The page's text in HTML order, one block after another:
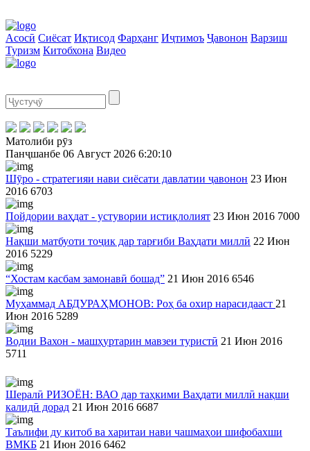
Асосӣ Сиёсат Иқтисод Фарҳанг Иҷтимоъ Ҷавонон Варзиш
Туризм Китобхона Видео
Матолиби рӯз
Панҷшанбе 06 Август 2026 6:20:10
Шӯро - стратегияи нави сиёсати давлатии ҷавонон 23 Июн
2016 6703
Пойдории ваҳдат - устувории истиқлолият 23 Июн 2016 7000
Нақши матбуоти тоҷик дар тарғиби Ваҳдати миллӣ 22 Июн
2016 5229
“Хостам касбам замонавӣ бошад” 21 Июн 2016 6546
Муҳаммад АБДУРАҲМОНОВ: Роҳ ба охир нарасидааст 21
Июн 2016 5289
Водии Вахон - машҳуртарин мавзеи туристӣ 21 Июн 2016
5711
Шералӣ РИЗОЁН: ВАО дар таҳкими Ваҳдати миллӣ нақши
калидӣ дорад 21 Июн 2016 6687
Таълифи ду китоб ва харитаи нави чашмаҳои шифобахши
ВМКБ 21 Июн 2016 6462